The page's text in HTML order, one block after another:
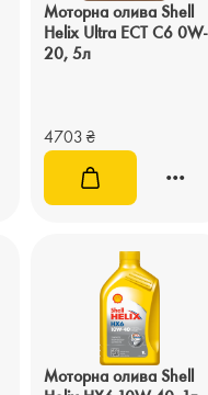
Моторна олива Shell
Helix Ultra ECT C6 0W-
20, 5л
4703₴
Моторна олива Shell